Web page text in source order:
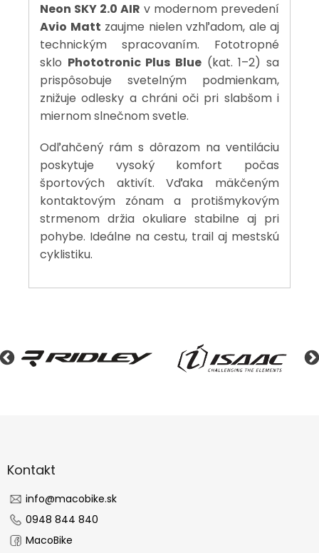
Neon SKY 2.0 AIR v modernom prevedení
Avio Matt zaujme nielen vzhľadom, ale aj
technickým spracovaním. Fototropné
sklo Phototronic Plus Blue (kat. 1–2) sa
prispôsobuje svetelným podmienkam,
znižuje odlesky a chráni oči pri slabšom i
miernom slnečnom svetle.
Odľahčený rám s dôrazom na ventiláciu
poskytuje vysoký komfort počas
športových aktivít. Vďaka mäkčeným
kontaktovým zónam a protišmykovým
strmenom držia okuliare stabilne aj pri
pohybe. Ideálne na cestu, trail aj mestskú
cyklistiku.
äKontakt
info@macobike.sk
0948 844 840
MacoBike